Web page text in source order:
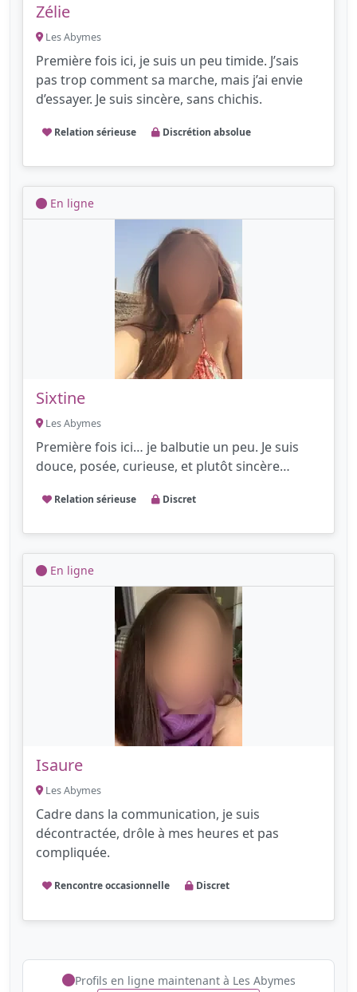
Zélie
Les Abymes
Première fois ici, je suis un peu timide. J’sais
pas trop comment sa marche, mais j’ai envie
d’essayer. Je suis sincère, sans chichis.
Relation sérieuse Discrétion absolue
En ligne
Sixtine
Les Abymes
Première fois ici… je balbutie un peu. Je suis
douce, posée, curieuse, et plutôt sincère…
Relation sérieuse Discret
En ligne
Isaure
Les Abymes
Cadre dans la communication, je suis
décontractée, drôle à mes heures et pas
compliquée.
Rencontre occasionnelle Discret
Profils en ligne maintenant à Les Abymes